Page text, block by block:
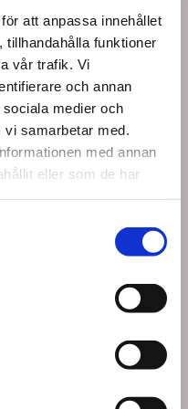
att anpassa innehållet
tillhandahålla funktioner
vår trafik. Vi
och annan
medier och
samarbetar med.
med annan
eller som de har
och kan hjälpa
och bänkskivor till
klassisk och
och kunskapen för
tar vi hand om
skapa en köksdesign